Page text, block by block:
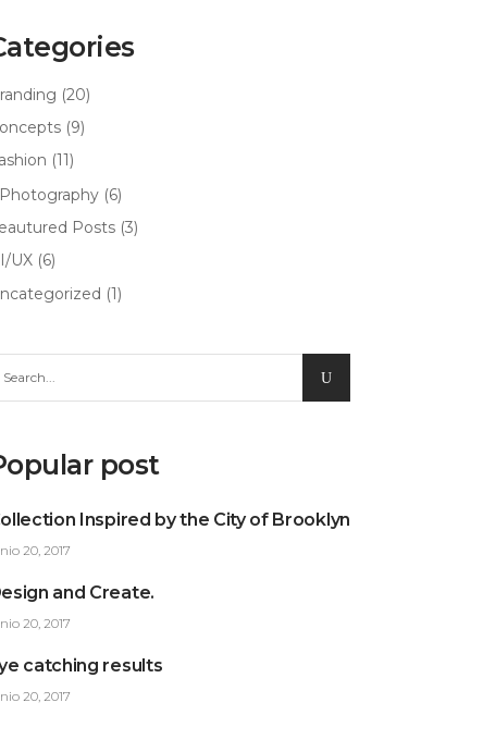
(20)
(9)
(11)
Photography(6)
Posts(3)
UX(6)
(1)
post
Inspired by the City of Brooklyn
20, 2017
and Create.
20, 2017
catching results
20, 2017